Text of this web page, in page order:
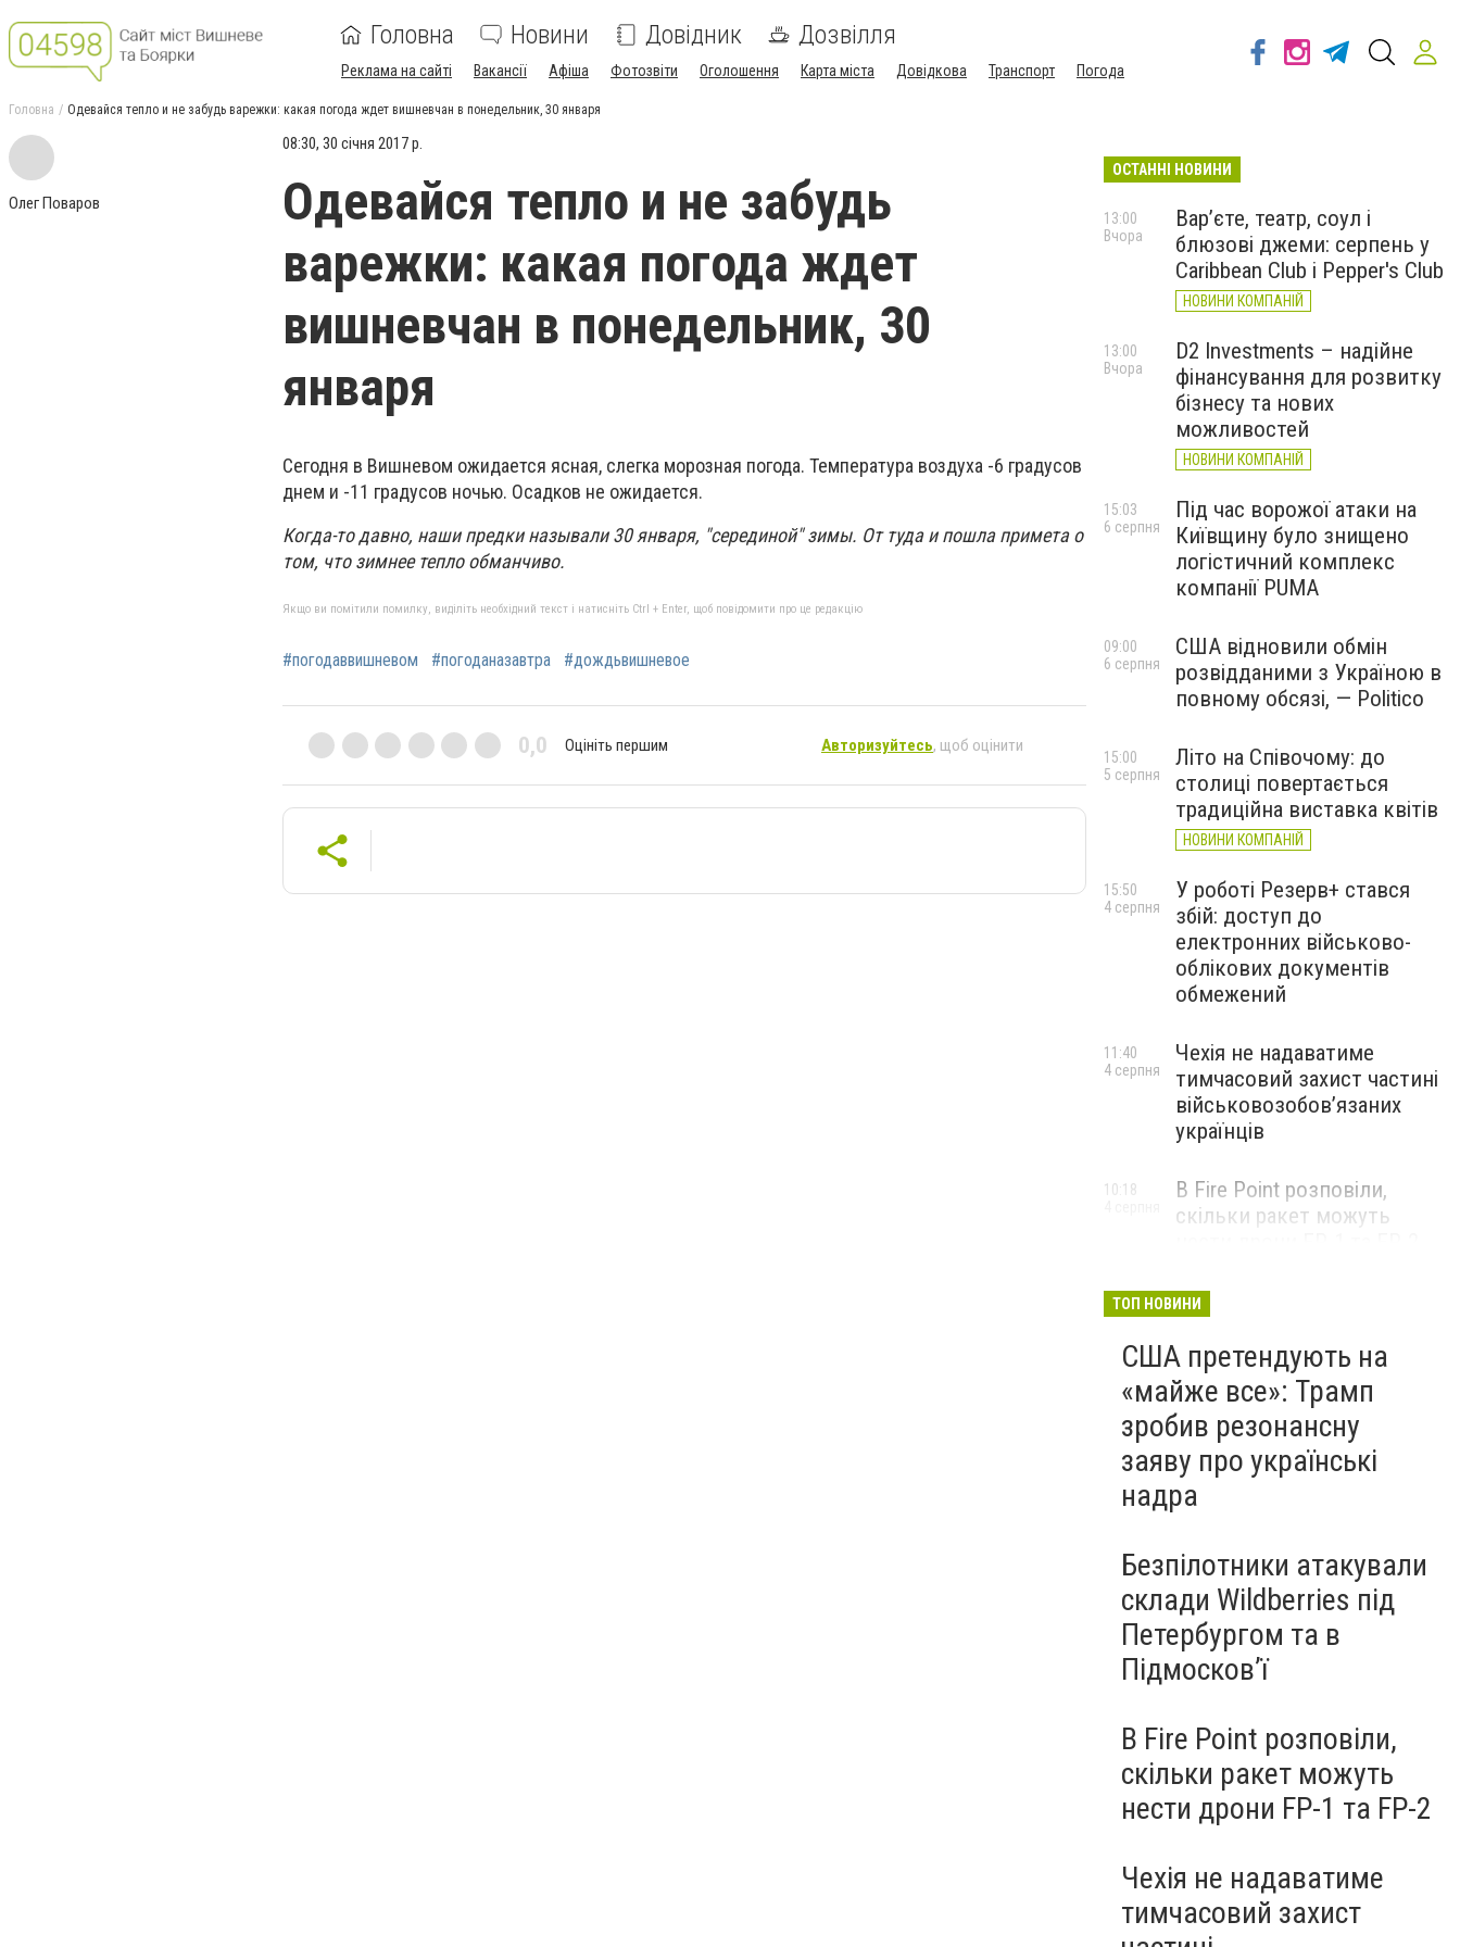
Головна Новини Довідник Дозвілля
Реклама на сайті Вакансії Афіша Фотозвіти Оголошення Карта міста Довідкова Транспорт Погода
Головна Одевайся тепло и не забудь варежки: какая погода ждет вишневчан в понедельник, 30 января
Олег Поваров
08:30, 30 січня 2017 р.
Одевайся тепло и не забудь
варежки: какая погода ждет
вишневчан в понедельник, 30
января
Сегодня в Вишневом ожидается ясная, слегка морозная погода. Температура воздуха -6 градусов
днем и -11 градусов ночью. Осадков не ожидается.
Когда-то давно, наши предки называли 30 января, "серединой" зимы. От туда и пошла примета о
том, что зимнее тепло обманчиво.
Якщо ви помітили помилку, виділіть необхідний текст і натисніть Ctrl + Enter, щоб повідомити про це редакцію
#погодаввишневом #погоданазавтра #дождьвишневое
0,0 Оцініть першим Авторизуйтесь, щоб оцінити
ОСТАННІ НОВИНИ
Вар’єте, театр, соул і
блюзові джеми: серпень у
Caribbean Club і Pepper's Club
НОВИНИ КОМПАНІЙ
13:00
Вчора
D2 Investments – надійне
фінансування для розвитку
бізнесу та нових
можливостей
НОВИНИ КОМПАНІЙ
13:00
Вчора
Під час ворожої атаки на
Київщину було знищено
логістичний комплекс
компанії PUMA
15:03
6 серпня
США відновили обмін
розвідданими з Україною в
повному обсязі, — Politico
09:00
6 серпня
Літо на Співочому: до
столиці повертається
традиційна виставка квітів
НОВИНИ КОМПАНІЙ
15:00
5 серпня
У роботі Резерв+ стався
збій: доступ до
електронних військово-
облікових документів
обмежений
15:50
4 серпня
Чехія не надаватиме
тимчасовий захист частині
військовозобов’язаних
українців
11:40
4 серпня
В Fire Point розповіли,
скільки ракет можуть
10:18
ТОП НОВИНИ
США претендують на
«майже все»: Трамп
зробив резонансну
заяву про українські
надра
Безпілотники атакували
склади Wildberries під
Петербургом та в
Підмосков’ї
В Fire Point розповіли,
скільки ракет можуть
нести дрони FP-1 та FP-2
Чехія не надаватиме
тимчасовий захист